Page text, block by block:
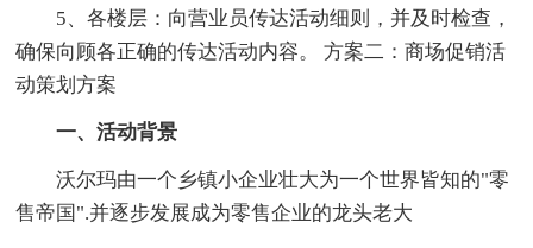
5、各楼层：向营业员传达活动细则，并及时检查，
确保向顾各正确的传达活动内容。 方案二：商场促销活
动策划方案
一、活动背景
沃尔玛由一个乡镇小企业壮大为一个世界皆知的"零
售帝国".并逐步发展成为零售企业的龙头老大